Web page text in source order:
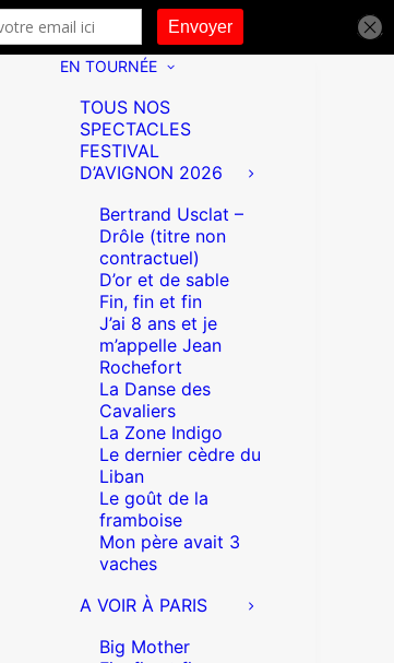
EN TOURNÉE
TOUS NOS
SPECTACLES
FESTIVAL
D’AVIGNON 2026
Bertrand Usclat –
Drôle (titre non
contractuel)
D’or et de sable
Fin, fin et fin
J’ai 8 ans et je
m’appelle Jean
Rochefort
La Danse des
Cavaliers
La Zone Indigo
Le dernier cèdre du
Liban
Le goût de la
framboise
Mon père avait 3
vaches
A VOIR À PARIS
Big Mother